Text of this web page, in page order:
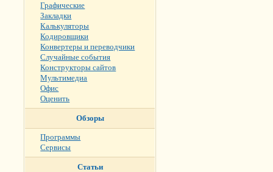
Графические
Закладки
Калькуляторы
Кодировщики
Конвертеры и переводчики
Случайные события
Конструкторы сайтов
Мультимедиа
Офис
Оценить
Обзоры
Программы
Сервисы
Статьи